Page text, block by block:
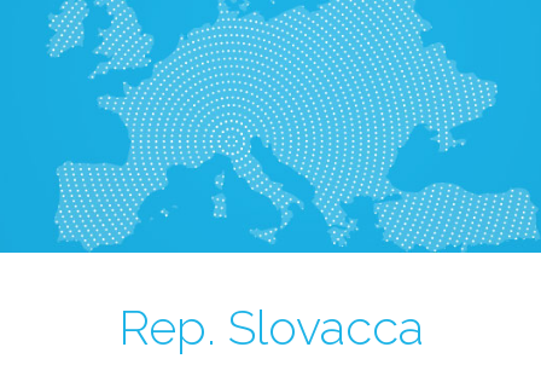
Rep. Slovacca